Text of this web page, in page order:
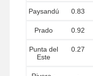
Paysandú 0.83
Prado 0.92
Punta del
Este
0.27